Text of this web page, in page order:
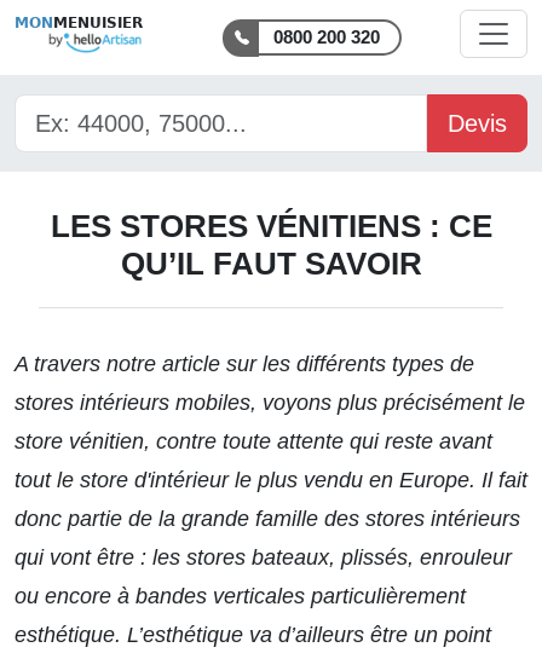
MON MENUISIER
0800 200 320
Devis
LES STORES VÉNITIENS : CE
QU’IL FAUT SAVOIR
A travers notre article sur les différents types de
stores intérieurs mobiles, voyons plus précisément le
store vénitien, contre toute attente qui reste avant
tout le store d'intérieur le plus vendu en Europe. Il fait
donc partie de la grande famille des stores intérieurs
qui vont être : les stores bateaux, plissés, enrouleur
ou encore à bandes verticales particulièrement
esthétique. L’esthétique va d’ailleurs être un point